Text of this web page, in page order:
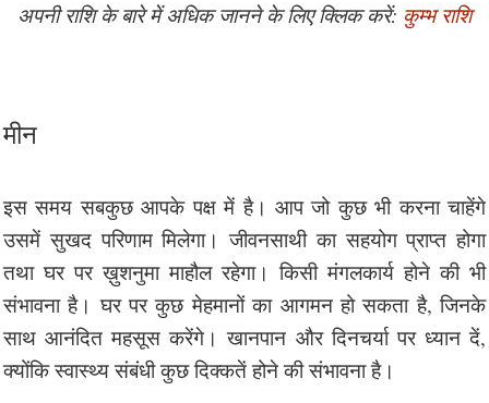
अपनी राशि के बारे में अधिक जानने के लिए क्लिक करें: कुम्भ राशि
मीन
इस समय सबकुछ आपके पक्ष में है। आप जो कुछ भी करना चाहेंगे
उसमें सुखद परिणाम मिलेगा। जीवनसाथी का सहयोग प्राप्त होगा
तथा घर पर ख़ुशनुमा माहौल रहेगा। किसी मंगलकार्य होने की भी
संभावना है। घर पर कुछ मेहमानों का आगमन हो सकता है, जिनके
साथ आनंदित महसूस करेंगे। खानपान और दिनचर्या पर ध्यान दें,
क्योंकि स्वास्थ्य संबंधी कुछ दिक्कतें होने की संभावना है।